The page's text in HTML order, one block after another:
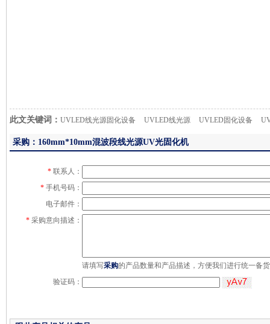
此文关键词： UVLED线光源固化设备 UVLED线光源 UVLED固化设备
采购：160mm*10mm混波段线光源UV光固化机
* 联系人：
* 手机号码：
电子邮件：
* 采购意向描述：
请填写采购的产品数量和产品描述，方便我们进行统一备
验证码：